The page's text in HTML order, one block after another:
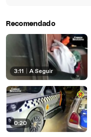
Recomendado
3:11 A Seguir
0:20